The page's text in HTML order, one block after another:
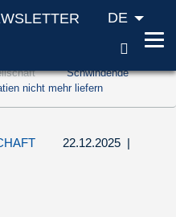
'1')
'2')
DE
Schwindende
nicht mehr liefern
22.12.2025 |